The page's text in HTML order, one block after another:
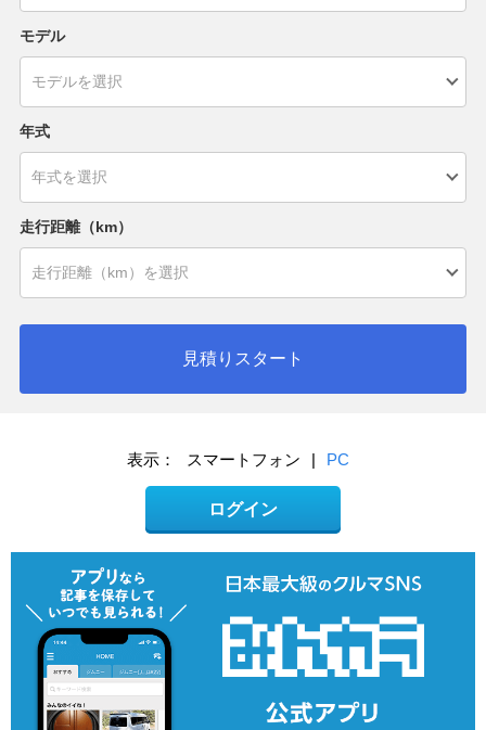
モデル
年式
走行距離（km）
見積りスタート
表示： スマートフォン | PC
ログイン